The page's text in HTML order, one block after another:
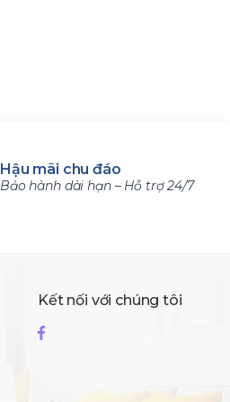
Hậu mãi chu đáo
Bảo hành dài hạn – Hỗ trợ 24/7
Kết nối với chúng tôi